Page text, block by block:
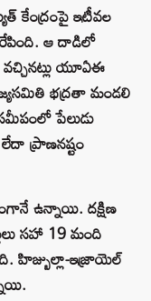
కేంద్రంపై ఇటీవల
రేపింది. ఆ దాడిలో
యూఏఈ
భద్రతా మండలి
పేలుడు
ప్రాణనష్టం
ఉన్నాయి. దక్షిణ
సహా 19 మంది
హిజ్బుల్లా-ఇజ్రాయెల్